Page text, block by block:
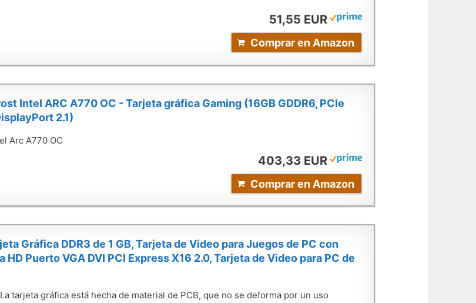
51,55 EUR
Comprar en Amazon
Intel ARC A770 OC - Tarjeta gráfica Gaming (16GB GDDR6, PCIe
2.1)
Arc A770 OC
403,33 EUR
Comprar en Amazon
Gráfica DDR3 de 1 GB, Tarjeta de Video para Juegos de PC con
Puerto VGA DVI PCI Express X16 2.0, Tarjeta de Video para PC de
La tarjeta gráfica está hecha de material de PCB, que no se deforma por un uso